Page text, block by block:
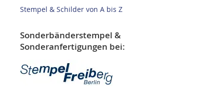
Stempel & Schilder von A bis Z
Sonderbänderstempel &
Sonderanfertigungen bei: